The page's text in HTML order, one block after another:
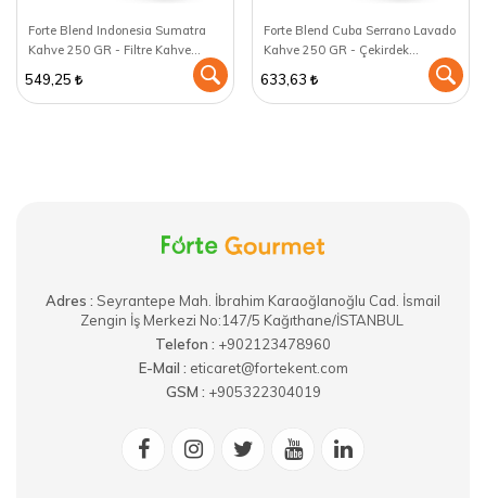
Forte Blend Indonesia Sumatra
Kahve 250 GR - Filtre Kahve
549,25
Forte Blend Cuba Serrano Lavado
Kahve 250 GR - Çekirdek
633,63
Adres : ​Seyrantepe Mah. İbrahim Karaoğlanoğlu Cad. İsmail
Zengin İş Merkezi No:147/5 Kağıthane/İSTANBUL
Telefon : +902123478960
E-Mail : eticaret@fortekent.com
GSM : +905322304019